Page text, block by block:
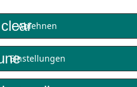
the harmful impacts of
clearAblehnen
Einstellungen